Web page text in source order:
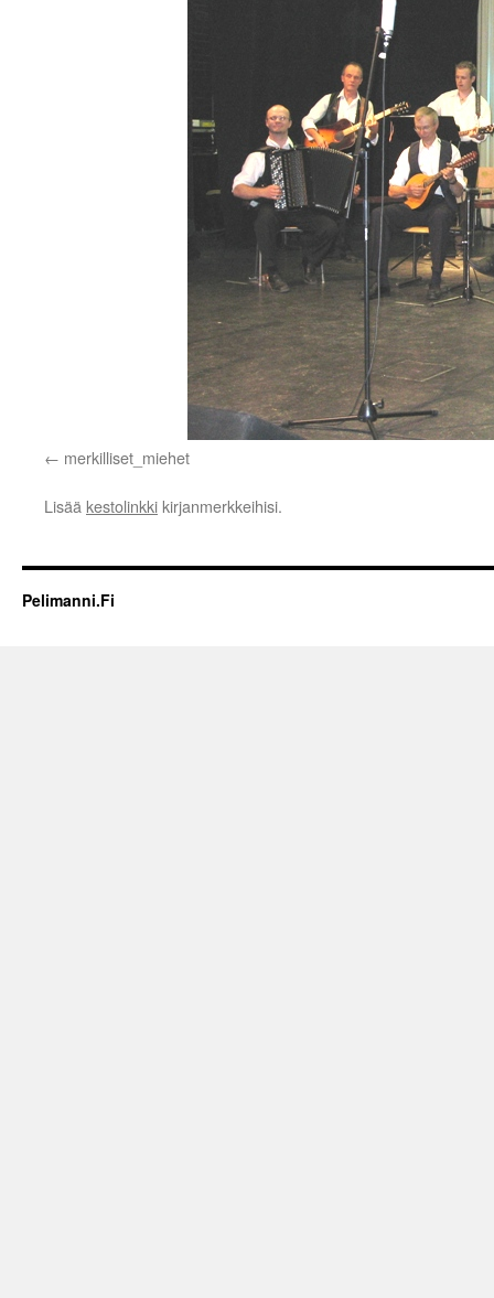
merkilliset_miehet
Lisää kestolinkki kirjanmerkkeihisi.
Pelimanni.Fi